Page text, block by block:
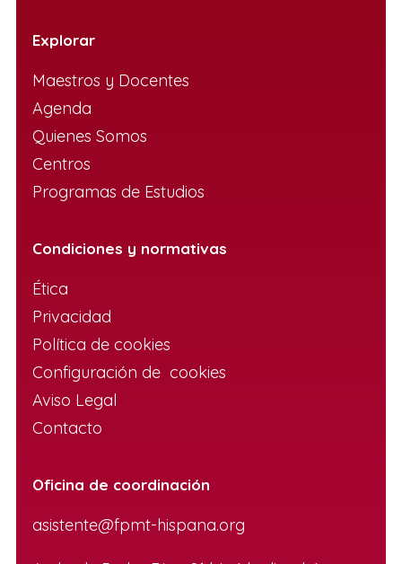
Explorar
Maestros y Docentes
Agenda
Quienes Somos
Centros
Programas de Estudios
Condiciones y normativas
Ética
Privacidad
Política de cookies
Configuración de cookies
Aviso Legal
Contacto
Oficina de coordinación
asistente@fpmt-hispana.org